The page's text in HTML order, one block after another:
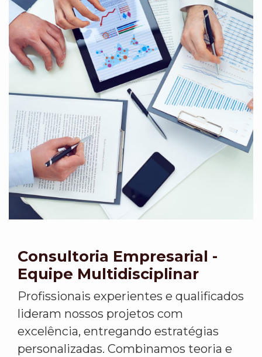
Consultoria Empresarial -
Equipe Multidisciplinar
Profissionais experientes e qualificados
lideram nossos projetos com
excelência, entregando estratégias
personalizadas. Combinamos teoria e